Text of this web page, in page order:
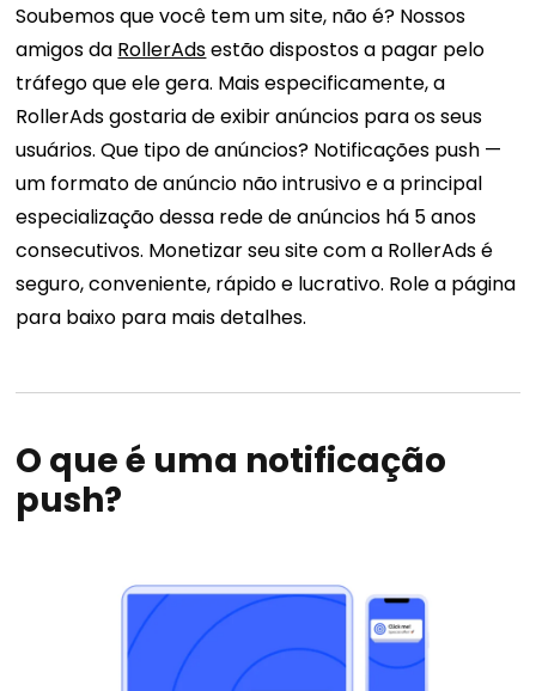
Soubemos que você tem um site, não é? Nossos
amigos da RollerAdsestão dispostos a pagar pelo
tráfego que ele gera. Mais especificamente, a
RollerAds gostaria de exibir anúncios para os seus
usuários. Que tipo de anúncios? Notificações push —
um formato de anúncio não intrusivo e a principal
especialização dessa rede de anúncios há 5 anos
consecutivos. Monetizar seu site com a RollerAds é
seguro, conveniente, rápido e lucrativo. Role a página
para baixo para mais detalhes.
O que é uma notificação
push?